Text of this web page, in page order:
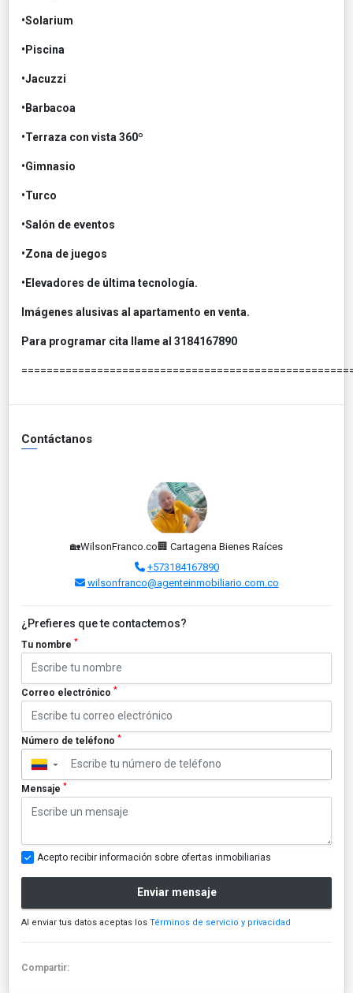
•Solarium
•Piscina
•Jacuzzi
•Barbacoa
•Terraza con vista 360º
•Gimnasio
•Turco
•Salón de eventos
•Zona de juegos
•Elevadores de última tecnología.
Imágenes alusivas al apartamento en venta.
Para programar cita llame al 3184167890
Contáctanos
🏡WilsonFranco.co🏢 Cartagena Bienes Raíces
+573184167890
wilsonfranco@agenteinmobiliario.com.co
¿Prefieres que te contactemos?
Tu nombre *
Correo electrónico *
Número de teléfono *
▼
Mensaje *
Acepto recibir información sobre ofertas inmobiliarias
Enviar mensaje
Al enviar tus datos aceptas los Términos de servicio y privacidad
Compartir: